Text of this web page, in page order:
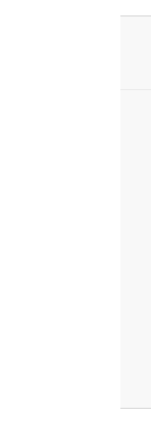
제3
시
정
일
다
혁
제
공
안
높
체
끌
누